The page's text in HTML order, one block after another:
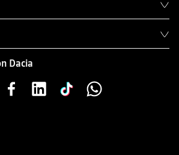
Dacia